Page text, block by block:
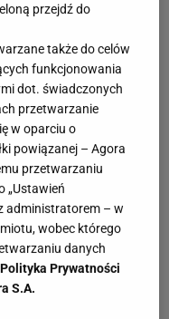
przejdź do
także do celów
funkcjonowania
dot. świadczonych
przetwarzanie
w oparciu o
powiązanej – Agora
przetwarzaniu
„Ustawień
administratorem – w
wobec którego
danych
Polityka Prywatności
S.A.